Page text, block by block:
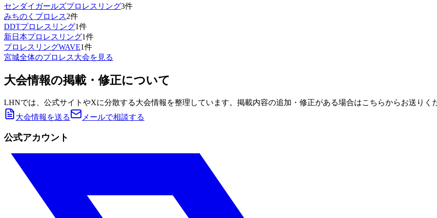
センダイガールズプロレスリング3件
みちのくプロレス2件
DDTプロレスリング1件
新日本プロレスリング1件
プロレスリングWAVE1件
宮城全体のプロレス大会を見る
大会情報の掲載・修正について
LHNでは、公式サイトやXに分散する大会情報を整理しています。掲載内容の追加・修正がある場合はこちらからお送りく
大会情報を送る
メールで相談する
公式アカウント